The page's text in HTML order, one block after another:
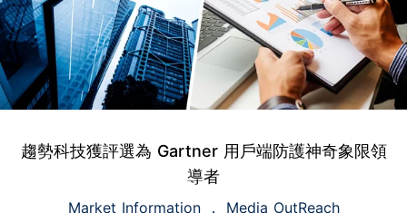
趨勢科技獲評選為 Gartner 用戶端防護神奇象限領
導者
Market Information Media OutReach